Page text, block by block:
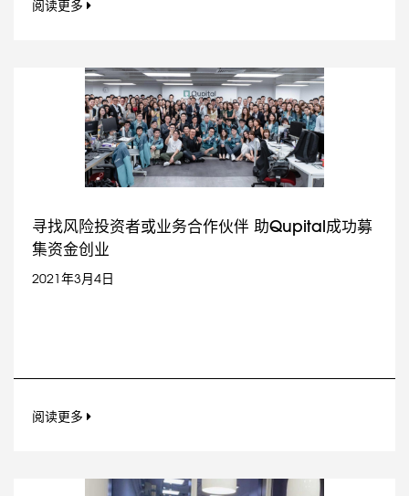
阅读更多
寻找风险投资者或业务合作伙伴 助Qupital成功募
集资金创业
2021年3月4日
阅读更多